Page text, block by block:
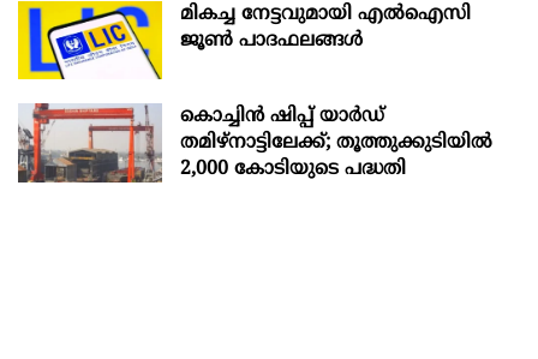
മികച്ച നേട്ടവുമായി എൽഐസി
ജൂൺ പാദഫലങ്ങൾ
കൊച്ചിന്‍ ഷിപ്പ് യാർഡ്
തമിഴ്നാട്ടിലേക്ക്; തൂത്തുക്കുടിയിൽ
2,000 കോടിയുടെ പദ്ധതി